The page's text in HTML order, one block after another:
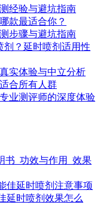
经验与避坑指南
款最适合你？
步骤与避坑指南
剂？延时喷剂适用性
实体验与中立分析
合所有人群
业测评师的深度体验
书_功效与作用_效果
佳延时喷剂注意事项
延时喷剂效果怎么